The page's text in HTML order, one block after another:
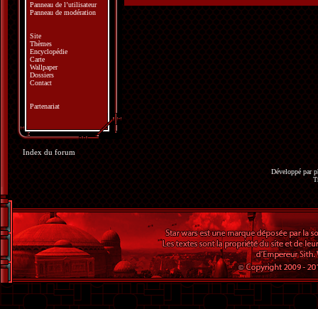
Panneau de l’utilisateur
Panneau de modération
Site
Thèmes
Encyclopédie
Carte
Wallpaper
Dossiers
Contact
Partenariat
Index du forum
Développé par